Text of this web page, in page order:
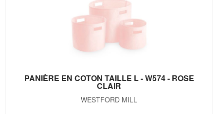
PANIÈRE EN COTON TAILLE L - W574 - ROSE
CLAIR
WESTFORD MILL